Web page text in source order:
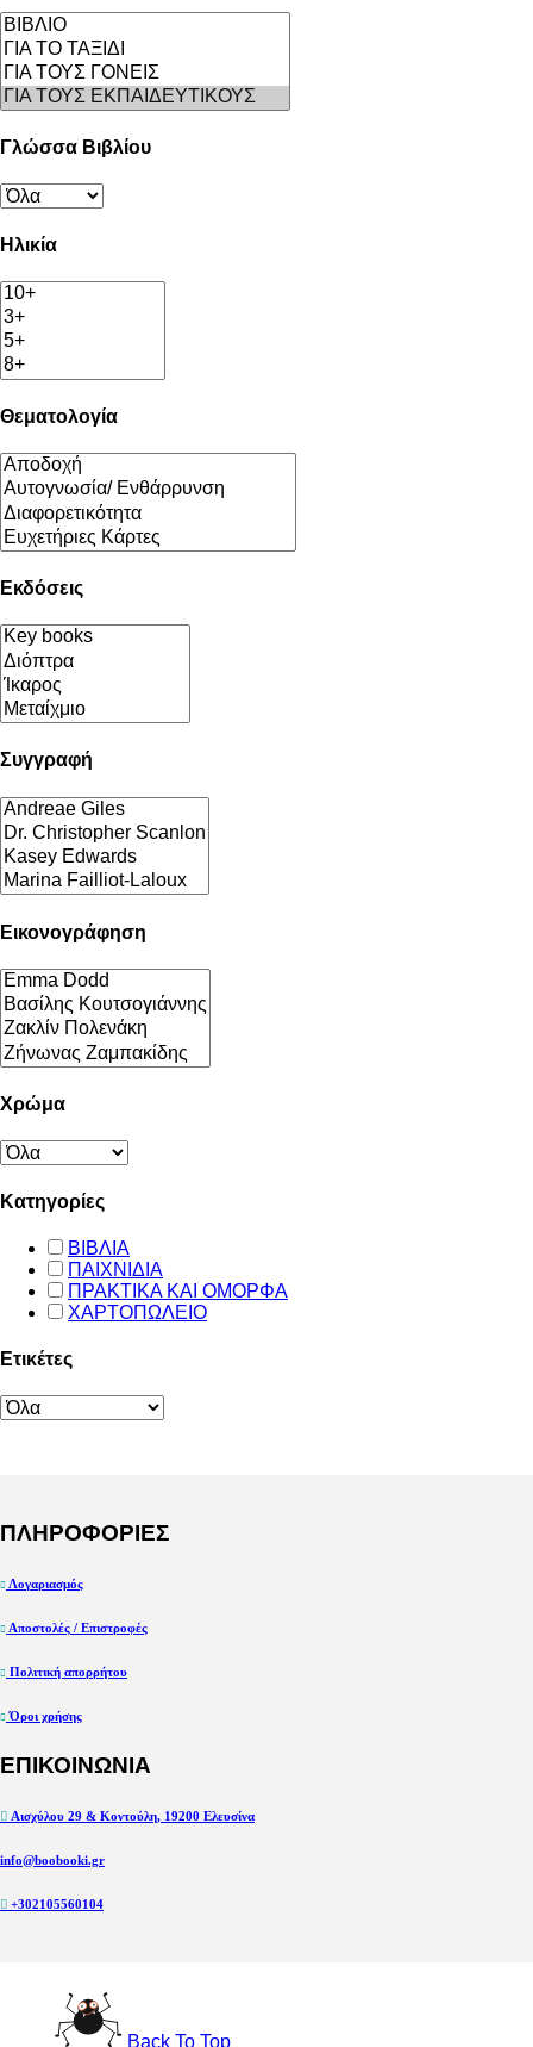
Γλώσσα Βιβλίου
Ηλικία
Θεματολογία
Εκδόσεις
Συγγραφή
Εικονογράφηση
Χρώμα
Κατηγορίες
ΒΙΒΛΙΑ
ΠΑΙΧΝΙΔΙΑ
ΠΡΑΚΤΙΚΑ ΚΑΙ ΟΜΟΡΦΑ
ΧΑΡΤΟΠΩΛΕΙΟ
Ετικέτες
ΠΛΗΡΟΦΟΡΙΕΣ
Λογαριασμός
Αποστολές / Επιστροφές
Πολιτική απορρήτου
Όροι χρήσης
ΕΠΙΚΟΙΝΩΝΙΑ
Αισχύλου 29 & Κοντούλη, 19200 Ελευσίνα
info@boobooki.gr
+302105560104
Back To Top